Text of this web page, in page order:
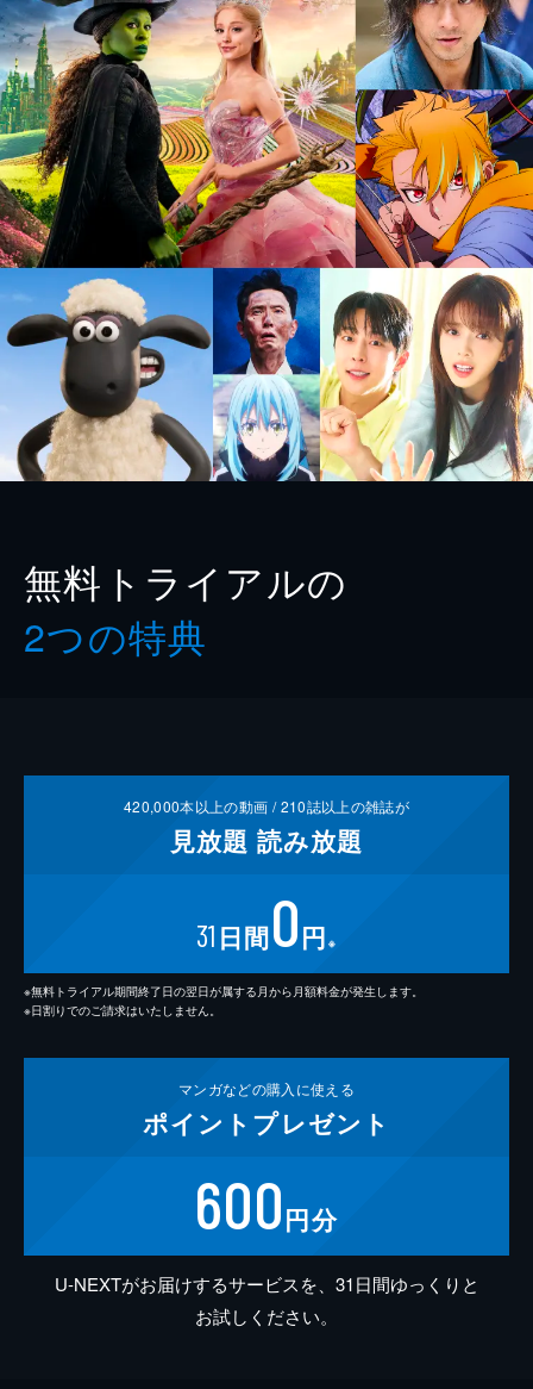
無料トライアルの
2つの特典
420,000本以上の動画 /210誌以上の雑誌が
見放題 読み放題
31 日間0円 ※
※無料トライアル期間終了日の翌日が属する月から月額料金が発生します。
※日割りでのご請求はいたしません。
マンガなどの購入に使える
ポイント プレゼント
600円分
U-NEXTがお届けするサービスを、31日間ゆっくりと
お試しください。